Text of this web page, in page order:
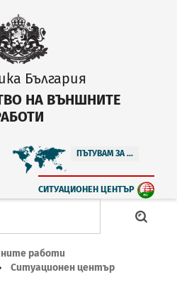
България
НА ВЪНШНИТЕ
ПЪТУВАМ ЗА ...
СИТУАЦИОНЕН ЦЕНТЪР
работи
Ситуационен център